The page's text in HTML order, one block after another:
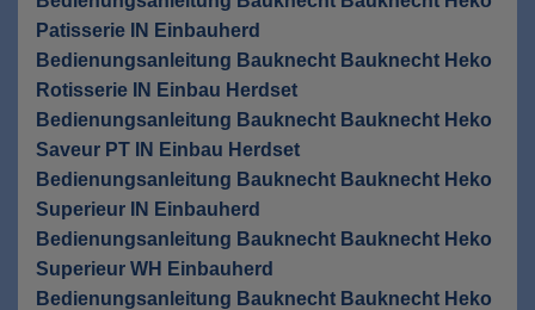
Patisserie IN Einbauherd
Bedienungsanleitung Bauknecht Bauknecht Heko
Rotisserie IN Einbau Herdset
Bedienungsanleitung Bauknecht Bauknecht Heko
Saveur PT IN Einbau Herdset
Bedienungsanleitung Bauknecht Bauknecht Heko
Superieur IN Einbauherd
Bedienungsanleitung Bauknecht Bauknecht Heko
Superieur WH Einbauherd
Bedienungsanleitung Bauknecht Bauknecht Heko